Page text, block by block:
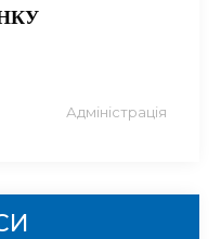
Адміністрація